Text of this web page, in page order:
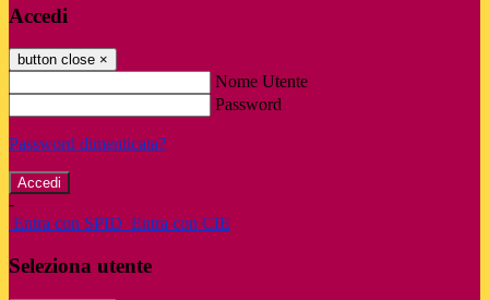
Accedi
button close ×
Nome Utente
Password
Password dimenticata?
-
Entra con SPID Entra con CIE
Seleziona utente